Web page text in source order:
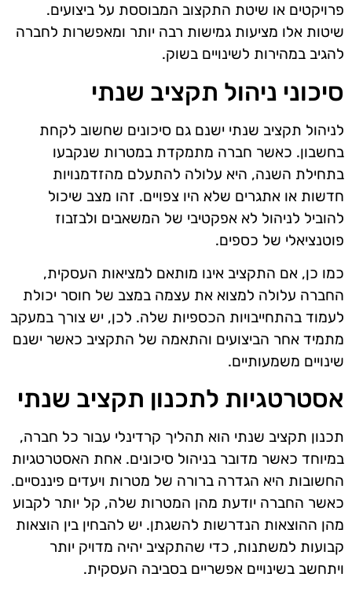
פרויקטים או שיטת התקצוב המבוססת על ביצועים.
שיטות אלו מציעות גמישות רבה יותר ומאפשרות לחברה
להגיב במהירות לשינויים בשוק.
סיכוני ניהול תקציב שנתי
לניהול תקציב שנתי ישנם גם סיכונים שחשוב לקחת
בחשבון. כאשר חברה מתמקדת במטרות שנקבעו
בתחילת השנה, היא עלולה להתעלם מהזדמנויות
חדשות או אתגרים שלא היו צפויים. זהו מצב שיכול
להוביל לניהול לא אפקטיבי של המשאבים ולבזבוז
פוטנציאלי של כספים.
כמו כן, אם התקציב אינו מותאם למציאות העסקית,
החברה עלולה למצוא את עצמה במצב של חוסר יכולת
לעמוד בהתחייבויות הכספיות שלה. לכן, יש צורך במעקב
מתמיד אחר הביצועים והתאמה של התקציב כאשר ישנם
שינויים משמעותיים.
אסטרטגיות לתכנון תקציב שנתי
תכנון תקציב שנתי הוא תהליך קרדינלי עבור כל חברה,
במיוחד כאשר מדובר בניהול סיכונים. אחת האסטרטגיות
החשובות היא הגדרה ברורה של מטרות ויעדים פיננסיים.
כאשר החברה יודעת מהן המטרות שלה, קל יותר לקבוע
מהן ההוצאות הנדרשות להשגתן. יש להבחין בין הוצאות
קבועות למשתנות, כדי שהתקציב יהיה מדויק יותר
ויתחשב בשינויים אפשריים בסביבה העסקית.